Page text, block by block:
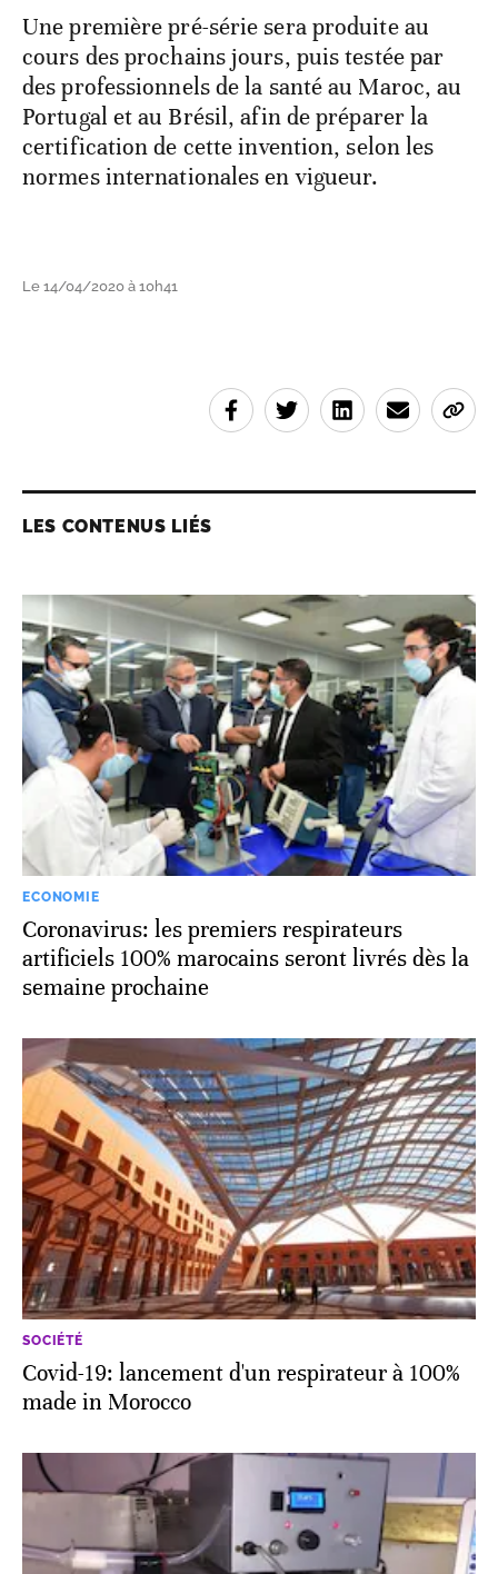
Une première pré-série sera produite au
cours des prochains jours, puis testée par
des professionnels de la santé au Maroc, au
Portugal et au Brésil, afin de préparer la
certification de cette invention, selon les
normes internationales en vigueur.
Le 14/04/2020 à 10h41
LES CONTENUS LIÉS
ECONOMIE
Coronavirus: les premiers respirateurs
artificiels 100% marocains seront livrés dès la
semaine prochaine
SOCIÉTÉ
Covid-19: lancement d'un respirateur à 100%
made in Morocco